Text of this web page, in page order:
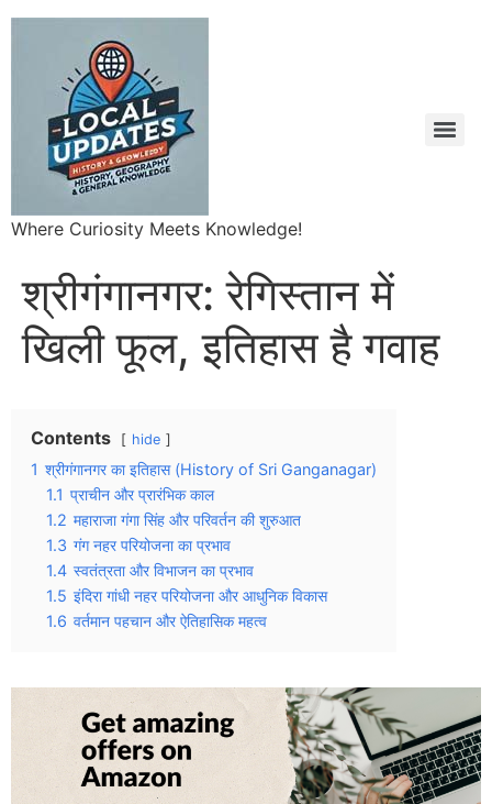
Where Curiosity Meets Knowledge!
श्रीगंगानगर: रेगिस्तान में
खिली फूल, इतिहास है गवाह
Contents hide
1 श्रीगंगानगर का इतिहास (History of Sri Ganganagar)
1.1 प्राचीन और प्रारंभिक काल
1.2 महाराजा गंगा सिंह और परिवर्तन की शुरुआत
1.3 गंग नहर परियोजना का प्रभाव
1.4 स्वतंत्रता और विभाजन का प्रभाव
1.5 इंदिरा गांधी नहर परियोजना और आधुनिक विकास
1.6 वर्तमान पहचान और ऐतिहासिक महत्व